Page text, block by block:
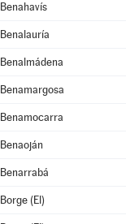
Benahavís
Benalauría
Benalmádena
Benamargosa
Benamocarra
Benaoján
Benarrabá
Borge (El)